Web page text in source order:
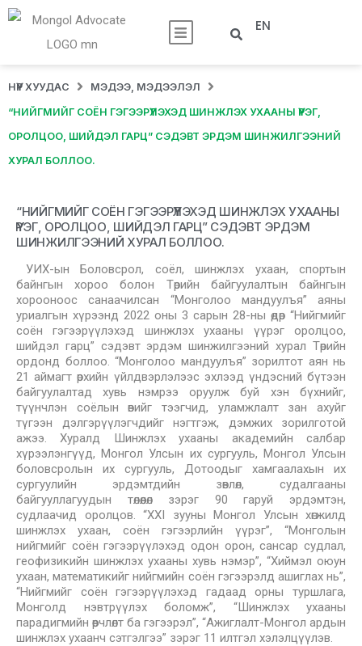
EN
НҮҮР ХУУДАС МЭДЭЭ, МЭДЭЭЛЭЛ
“НИЙГМИЙГ СОЁН ГЭГЭЭРҮҮЛЭХЭД ШИНЖЛЭХ УХААНЫ ҮҮРЭГ,
ОРОЛЦОО, ШИЙДЭЛ ГАРЦ” СЭДЭВТ ЭРДЭМ ШИНЖИЛГЭЭНИЙ
ХУРАЛ БОЛЛОО.
“НИЙГМИЙГ СОЁН ГЭГЭЭРҮҮЛЭХЭД ШИНЖЛЭХ УХААНЫ
ҮҮРЭГ, ОРОЛЦОО, ШИЙДЭЛ ГАРЦ” СЭДЭВТ ЭРДЭМ
ШИНЖИЛГЭЭНИЙ ХУРАЛ БОЛЛОО.
УИХ-ын Боловсрол, соёл, шинжлэх ухаан, спортын
байнгын хороо болон Төрийн байгуулалтын байнгын
хорооноос санаачилсан “Монголоо мандуулъя” аяны
уриалгын хүрээнд 2022 оны 3 сарын 28-ны өдөр “Нийгмийг
соён гэгээрүүлэхэд шинжлэх ухааны үүрэг оролцоо,
шийдэл гарц” сэдэвт эрдэм шинжилгээний хурал Төрийн
ордонд боллоо. “Монголоо мандуулъя” зорилтот аян нь
21 аймагт өрхийн үйлдвэрлэлээс эхлээд үндэсний бүтээн
байгуулалтад хувь нэмрээ оруулж буй хэн бүхнийг,
түүнчлэн соёлын өвийг тээгчид, уламжлалт зан ахуйг
түгээн дэлгэрүүлэгчдийг нэгтгэж, дэмжих зорилготой
ажээ. Хуралд Шинжлэх ухааны академийн салбар
хүрээлэнгүүд, Монгол Улсын их сургууль, Монгол Улсын
боловсролын их сургууль, Дотоодыг хамгаалахын их
сургуулийн эрдэмтдийн зөвлөл, судалгааны
байгууллагуудын төлөөлөл зэрэг 90 гаруй эрдэмтэн,
судлаачид оролцов. “XXI зууны Монгол Улсын хөгжилд
шинжлэх ухаан, соён гэгээрлийн үүрэг”, “Монголын
нийгмийг соён гэгээрүүлэхэд одон орон, сансар судлал,
геофизикийн шинжлэх ухааны хувь нэмэр”, “Хиймэл оюун
ухаан, математикийг нийгмийн соён гэгээрэлд ашиглах нь”,
“Нийгмийг соён гэгээрүүлэхэд гадаад орны туршлага,
Монголд нэвтрүүлэх боломж”, “Шинжлэх ухааны
парадигмийн өөрчлөлт ба гэгээрэл”, “Ажиглалт-Монгол ардын
шинжлэх ухаанч сэтгэлгээ” зэрэг 11 илтгэл хэлэлцүүлэв.